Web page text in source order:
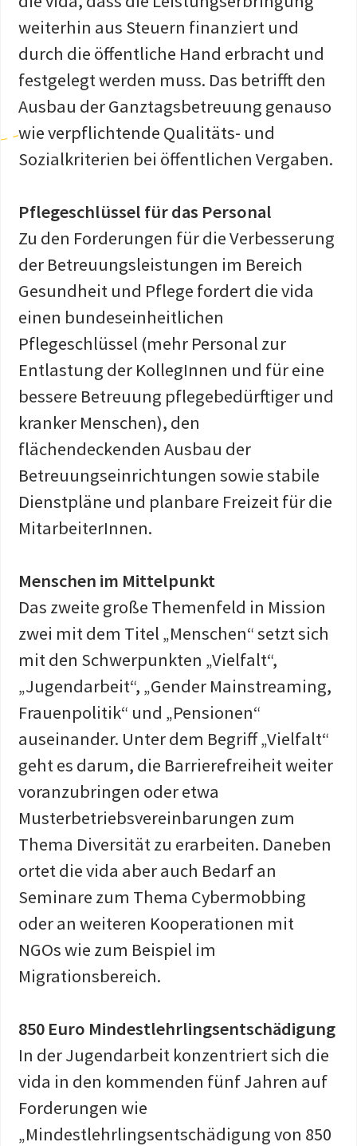
weiterhin aus Steuern finanziert und
durch die öffentliche Hand erbracht und
festgelegt werden muss. Das betrifft den
Ausbau der Ganztagsbetreuung genauso
wie verpflichtende Qualitäts- und
Sozialkriterien bei öffentlichen Vergaben.
Pflegeschlüssel für das Personal
Zu den Forderungen für die Verbesserung
der Betreuungsleistungen im Bereich
Gesundheit und Pflege fordert die vida
einen bundeseinheitlichen
Pflegeschlüssel (mehr Personal zur
Entlastung der KollegInnen und für eine
bessere Betreuung pflegebedürftiger und
kranker Menschen), den
flächendeckenden Ausbau der
Betreuungseinrichtungen sowie stabile
Dienstpläne und planbare Freizeit für die
MitarbeiterInnen.
Menschen im Mittelpunkt
Das zweite große Themenfeld in Mission
zwei mit dem Titel „Menschen“ setzt sich
mit den Schwerpunkten „Vielfalt“,
„Jugendarbeit“, „Gender Mainstreaming,
Frauenpolitik“ und „Pensionen“
auseinander. Unter dem Begriff „Vielfalt“
geht es darum, die Barrierefreiheit weiter
voranzubringen oder etwa
Musterbetriebsvereinbarungen zum
Thema Diversität zu erarbeiten. Daneben
ortet die vida aber auch Bedarf an
Seminare zum Thema Cybermobbing
oder an weiteren Kooperationen mit
NGOs wie zum Beispiel im
Migrationsbereich.
850 Euro Mindestlehrlingsentschädigung
In der Jugendarbeit konzentriert sich die
vida in den kommenden fünf Jahren auf
Forderungen wie
„Mindestlehrlingsentschädigung von 850